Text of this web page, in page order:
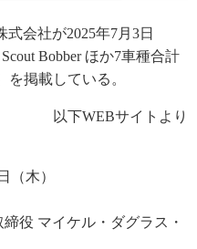
式会社が2025年7月3日
Bobber ほか7車種合計
を掲載している。
以下WEBサイトより
（木）
締役 マイケル・ダグラス・